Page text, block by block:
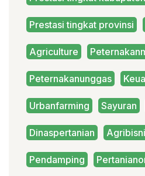
Prestasi tingkat provinsi
Agriculture
Peternakanunggas
Urbanfarming Sayuran
Dinaspertanian
Pendamping